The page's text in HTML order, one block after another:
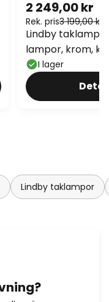
2 249,00 kr
Rek. pris3 199,00 kr
Lindby taklampa
lampor, krom,
I lager
Lindby taklampor